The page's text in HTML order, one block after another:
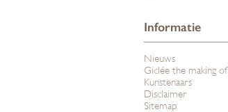
Informatie
Nieuws
Giclée the making of
Kunstenaars
Disclaimer
Sitemap